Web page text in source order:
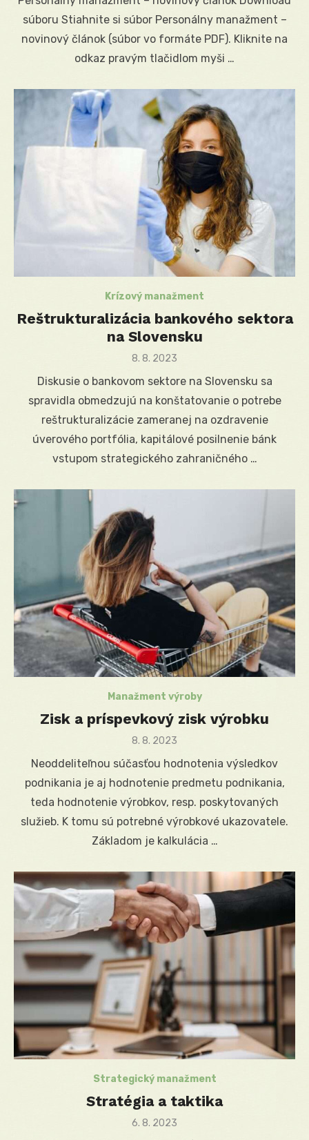
súboru Stiahnite si súbor Personálny manažment –
novinový článok (súbor vo formáte PDF). Kliknite na
odkaz pravým tlačidlom myši …
Krízový manažment
Reštrukturalizácia bankového sektora
na Slovensku
Posted
8. 8. 2023
Diskusie o bankovom sektore na Slovensku sa
spravidla obmedzujú na konštatovanie o potrebe
reštrukturalizácie zameranej na ozdravenie
úverového portfólia, kapitálové posilnenie bánk
vstupom strategického zahraničného …
Manažment výroby
Zisk a príspevkový zisk výrobku
Posted
8. 8. 2023
Neoddeliteľnou súčasťou hodnotenia výsledkov
podnikania je aj hodnotenie predmetu podnikania,
teda hodnotenie výrobkov, resp. poskytovaných
služieb. K tomu sú potrebné výrobkové ukazovatele.
Základom je kalkulácia …
Strategický manažment
Stratégia a taktika
Posted
6. 8. 2023